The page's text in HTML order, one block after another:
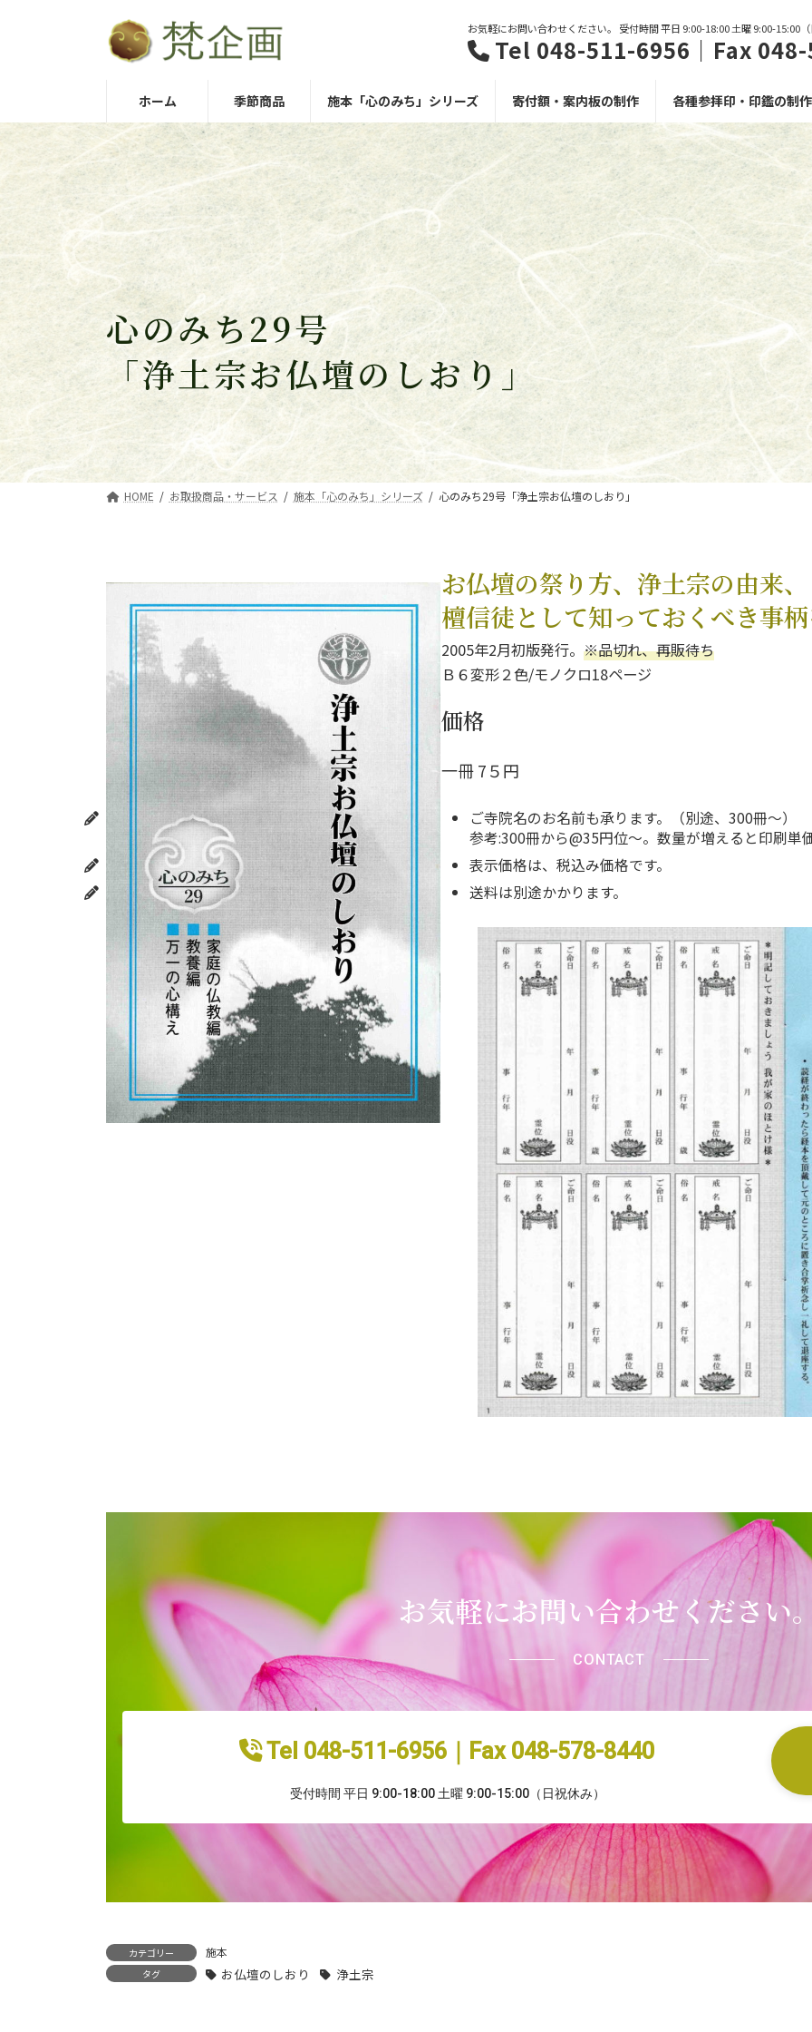
へ
キ
ッ
ョ
に
移
お気軽にお問い合わせください。 受付時間 平日 9:00-18:00 土曜 9:00-15:00
Tel 048-511-6956｜Fax
ホーム 季節商品 施本「心のみち」シリーズ 寄付額・案内板の制作 各種参拝印・印鑑の制作
心のみち29号
「浄土宗お仏壇のしおり」
HOME お取扱商品・サービス 施本「心のみち」シリーズ 心のみち29号「浄土宗お仏壇のしおり」
お仏壇の祭り方、浄土宗の由来、
檀信徒として知っておくべき事
2005年2月初版発行。 ※品切れ、再販待ち
Ｂ６変形２色/モノクロ18ページ
価格
一冊 7５円
ご寺院名のお名前も承ります。（別途、300冊～）
参考:300冊から@35円位～。数量が増えると印刷単
表示価格は、税込み価格です。
送料は別途かかります。
お気軽にお問い合わせください
CONTACT
Tel 048-511-6956｜Fax 048-578-8440
受付時間 平日 9:00-18:00 土曜 9:00-15:00（日祝休み）
カテゴリー 施本
タグ お仏壇のしおり 浄土宗